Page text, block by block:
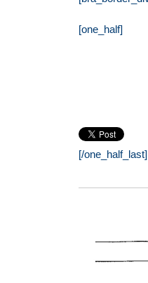
[one_half]
[/one_half_last]